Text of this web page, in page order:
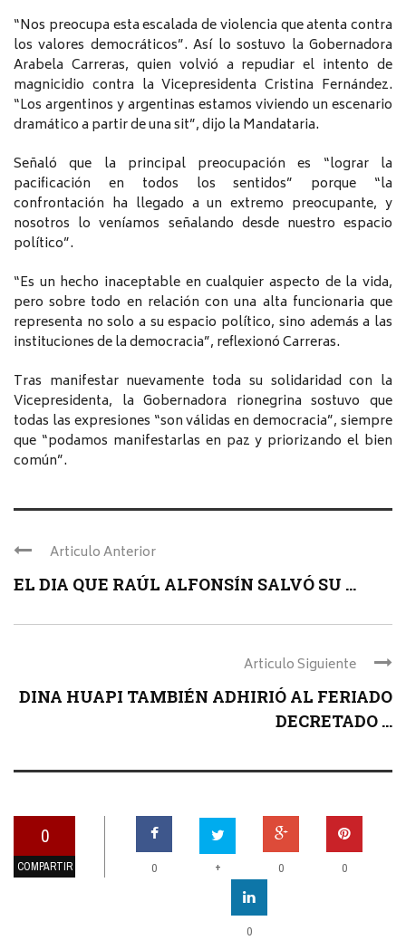
“Nos preocupa esta escalada de violencia que atenta contra
los valores democráticos”. Así lo sostuvo la Gobernadora
Arabela Carreras, quien volvió a repudiar el intento de
magnicidio contra la Vicepresidenta Cristina Fernández.
“Los argentinos y argentinas estamos viviendo un escenario
dramático a partir de una sit”, dijo la Mandataria.
Señaló que la principal preocupación es “lograr la
pacificación en todos los sentidos” porque “la
confrontación ha llegado a un extremo preocupante, y
nosotros lo veníamos señalando desde nuestro espacio
político”.
“Es un hecho inaceptable en cualquier aspecto de la vida,
pero sobre todo en relación con una alta funcionaria que
representa no solo a su espacio político, sino además a las
instituciones de la democracia”, reflexionó Carreras.
Tras manifestar nuevamente toda su solidaridad con la
Vicepresidenta, la Gobernadora rionegrina sostuvo que
todas las expresiones “son válidas en democracia”, siempre
que “podamos manifestarlas en paz y priorizando el bien
común”.
Articulo Anterior
EL DIA QUE RAÚL ALFONSÍN SALVÓ SU ...
Articulo Siguiente
DINA HUAPI TAMBIÉN ADHIRIÓ AL FERIADO
DECRETADO ...
0
COMPARTIR 0 + 0 0
0